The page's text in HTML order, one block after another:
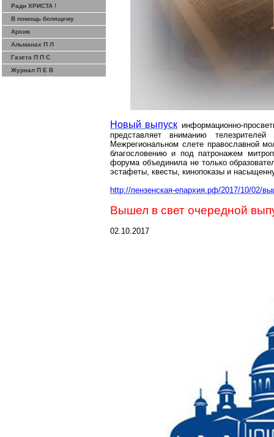
Ради ХРИСТА !
В помощь болящему
Архив
Альманах П Л
Газета П П С
Журнал П Е В
Новый выпуск информационно-
представляет вниманию
Межрегиональном слете православной
благословению и под патронажем
форума объединила не только
эстафеты, квесты, кинопоказы и
http://пензенская-епархия.рф/2017/10/02/
Вышел в свет очередной
02.10.2017